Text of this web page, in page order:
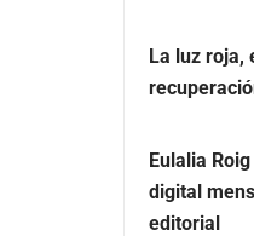
La luz roja,
Eulalia
digital
editorial